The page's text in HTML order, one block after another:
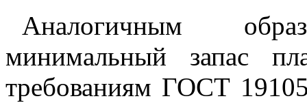
Аналогичным
минимальный запас
требованиям ГОСТ